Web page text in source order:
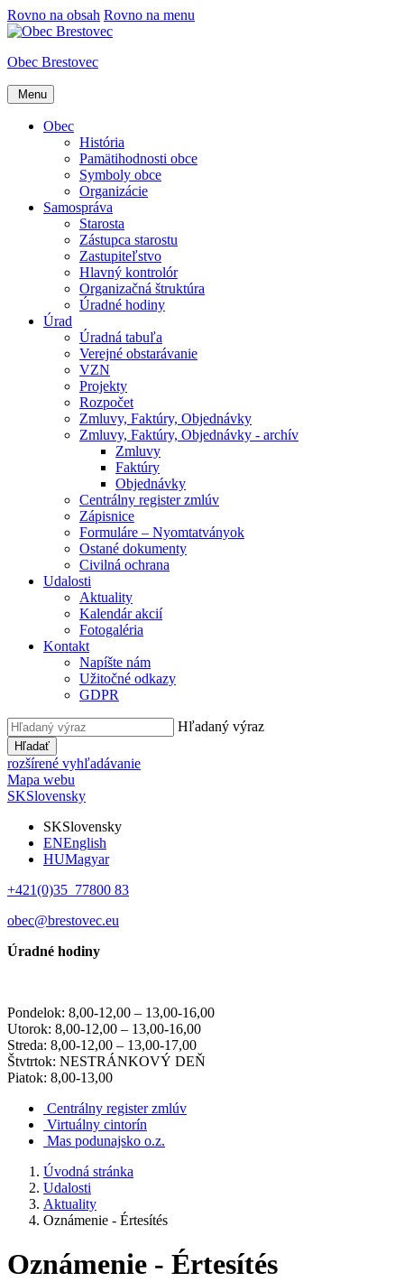
Rovno na obsah Rovno na menu
Obec Brestovec
Menu
Obec
História
Pamätihodnosti obce
Symboly obce
Organizácie
Samospráva
Starosta
Zástupca starostu
Zastupiteľstvo
Hlavný kontrolór
Organizačná štruktúra
Úradné hodiny
Úrad
Úradná tabuľa
Verejné obstarávanie
VZN
Projekty
Rozpočet
Zmluvy, Faktúry, Objednávky
Zmluvy, Faktúry, Objednávky - archív
Zmluvy
Faktúry
Objednávky
Centrálny register zmlúv
Zápisnice
Formuláre – Nyomtatványok
Ostané dokumenty
Civilná ochrana
Udalosti
Aktuality
Kalendár akcií
Fotogaléria
Kontakt
Napíšte nám
Užitočné odkazy
GDPR
Hľadaný výraz
Hľadať
rozšírené vyhľadávanie
Mapa webu
SKSlovensky
SKSlovensky
ENEnglish
HUMagyar
+421(0)35 77800 83
obec@brestovec.eu
Úradné hodiny
Pondelok: 8,00-12,00 – 13,00-16,00
Utorok: 8,00-12,00 – 13,00-16,00
Streda: 8,00-12,00 – 13,00-17,00
Štvtrtok: NESTRÁNKOVÝ DEŇ
Piatok: 8,00-13,00
Centrálny register zmlúv
Virtuálny cintorín
Mas podunajsko o.z.
Úvodná stránka
Udalosti
Aktuality
Oznámenie - Értesítés
Oznámenie - Értesítés